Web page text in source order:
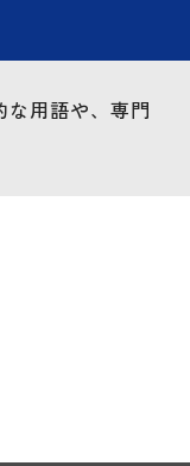
な用語や、専門